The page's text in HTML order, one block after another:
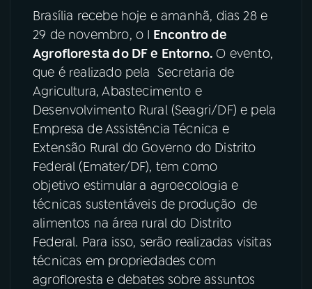
04PROGRAMAS
05PODCASTS
06VIDEOCASTS
07 ÚLTIMAS
08FESTIVAL DE MÚSICA
ACOMPANHE A RÁDIO NACIONAL
Brasília recebe hoje e amanhã, dias 28 e
29 de novembro, o I Encontro de
Agrofloresta do DF e Entorno. O evento,
que é realizado pela Secretaria de
Agricultura, Abastecimento e
Desenvolvimento Rural (Seagri/DF) e pela
Empresa de Assistência Técnica e
Extensão Rural do Governo do Distrito
Federal (Emater/DF), tem como
objetivo estimular a agroecologia e
técnicas sustentáveis de produção de
alimentos na área rural do Distrito
Federal. Para isso, serão realizadas visitas
técnicas em propriedades com
agrofloresta e debates sobre assuntos